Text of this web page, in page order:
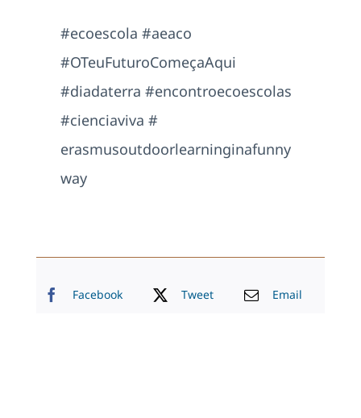
#ecoescola #aeaco
#OTeuFuturoComeçaAqui
#diadaterra #encontroecoescolas
#cienciaviva #
erasmusoutdoorlearninginafunny
way
Facebook Tweet Email